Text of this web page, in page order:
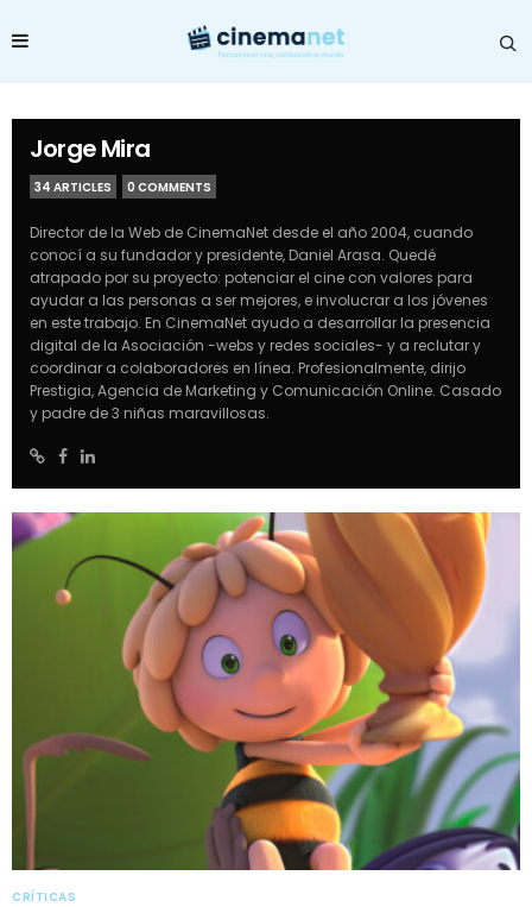
Jorge Mira
34 ARTICLES 0 COMMENTS
Director de la Web de CinemaNet desde el año 2004, cuando
conocí a su fundador y presidente, Daniel Arasa. Quedé
atrapado por su proyecto: potenciar el cine con valores para
ayudar a las personas a ser mejores, e involucrar a los jóvenes
en este trabajo. En CinemaNet ayudo a desarrollar la presencia
digital de la Asociación -webs y redes sociales- y a reclutar y
coordinar a colaboradores en línea. Profesionalmente, dirijo
Prestigia, Agencia de Marketing y Comunicación Online. Casado
y padre de 3 niñas maravillosas.
CRÍTICAS